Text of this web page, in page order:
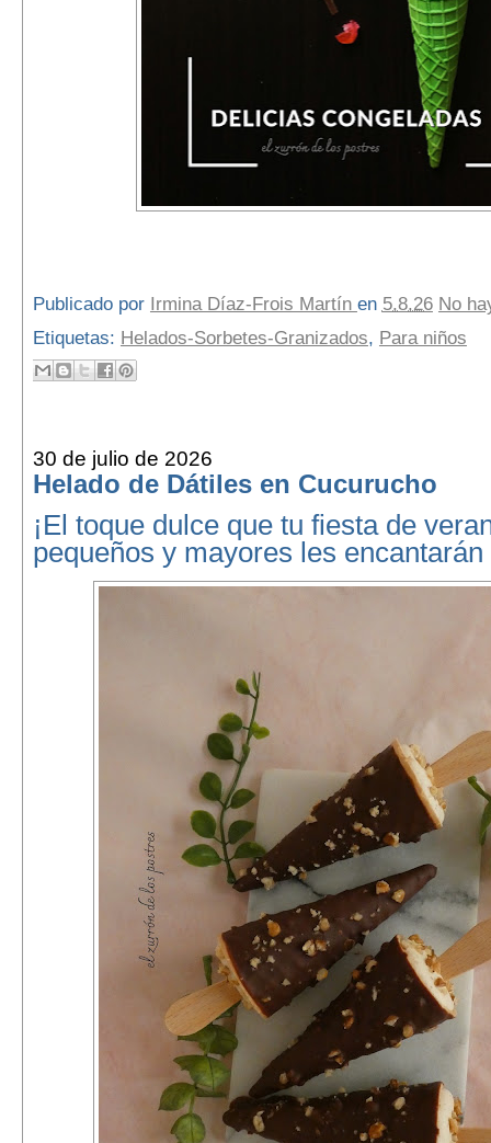
Publicado por Irmina Díaz-Frois Martín en 5.8.26 No
Etiquetas: Helados-Sorbetes-Granizados, Para niños
30 de julio de 2026
Helado de Dátiles en Cucurucho
¡El toque dulce que tu fiesta de
pequeños y mayores les